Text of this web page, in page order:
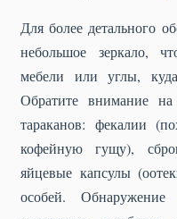
Для более детального
небольшое зеркало,
мебели или углы,
Обратите внимание
тараканов: фекалии
кофейную гущу),
яйцевые капсулы
особей.